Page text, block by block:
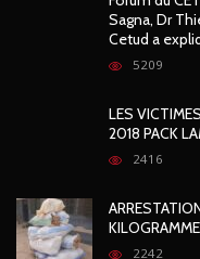
Sagna, Dr
Cetud a
5209
LES
2018 PACK
2416
2242